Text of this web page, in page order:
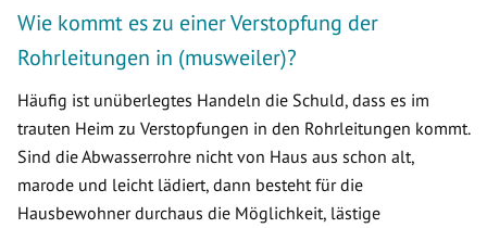
Wie kommt es zu einer Verstopfung der
Rohrleitungen in (musweiler)?
Häufig ist unüberlegtes Handeln die Schuld, dass es im
trauten Heim zu Verstopfungen in den Rohrleitungen kommt.
Sind die Abwasserrohre nicht von Haus aus schon alt,
marode und leicht lädiert, dann besteht für die
Hausbewohner durchaus die Möglichkeit, lästige